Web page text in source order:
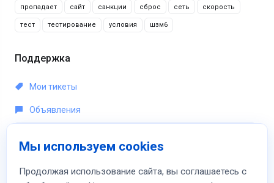
пропадает сайт санкции сброс сеть скорость
тест тестирование условия шзм6
Поддержка
Мои тикеты
Объявления
Статус сети
Мы используем cookies
Продолжая использование сайта, вы соглашаетесь с